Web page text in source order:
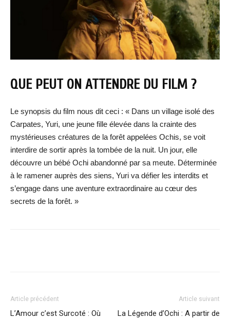
QUE PEUT ON ATTENDRE DU FILM ?
Le synopsis du film nous dit ceci : « Dans un village isolé des
Carpates, Yuri, une jeune fille élevée dans la crainte des
mystérieuses créatures de la forêt appelées Ochis, se voit
interdire de sortir après la tombée de la nuit. Un jour, elle
découvre un bébé Ochi abandonné par sa meute. Déterminée
à le ramener auprès des siens, Yuri va défier les interdits et
s’engage dans une aventure extraordinaire au cœur des
secrets de la forêt. »
Article précédent
L’Amour c’est Surcoté : Où
Article suivant
La Légende d’Ochi : A partir de